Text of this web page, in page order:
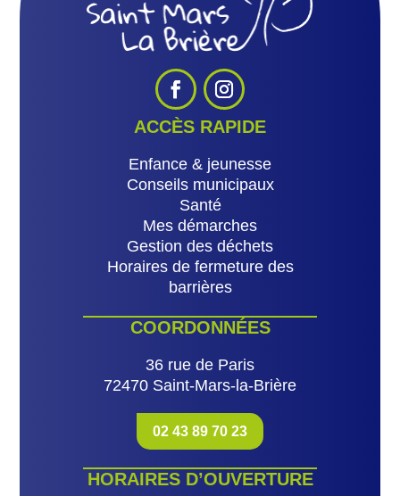
ACCÈS RAPIDE
Enfance & jeunesse
Conseils municipaux
Santé
Mes démarches
Gestion des déchets
Horaires de fermeture des
barrières
COORDONNÉES
36 rue de Paris
72470 Saint-Mars-la-Brière
02 43 89 70 23
HORAIRES D’OUVERTURE